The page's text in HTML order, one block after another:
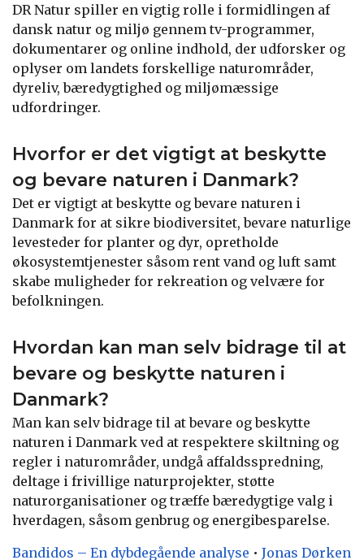
DR Natur spiller en vigtig rolle i formidlingen af
dansk natur og miljø gennem tv-programmer,
dokumentarer og online indhold, der udforsker og
oplyser om landets forskellige naturområder,
dyreliv, bæredygtighed og miljømæssige
udfordringer.
Hvorfor er det vigtigt at beskytte
og bevare naturen i Danmark?
Det er vigtigt at beskytte og bevare naturen i
Danmark for at sikre biodiversitet, bevare naturlige
levesteder for planter og dyr, opretholde
økosystemtjenester såsom rent vand og luft samt
skabe muligheder for rekreation og velvære for
befolkningen.
Hvordan kan man selv bidrage til at
bevare og beskytte naturen i
Danmark?
Man kan selv bidrage til at bevare og beskytte
naturen i Danmark ved at respektere skiltning og
regler i naturområder, undgå affaldsspredning,
deltage i frivillige naturprojekter, støtte
naturorganisationer og træffe bæredygtige valg i
hverdagen, såsom genbrug og energibesparelse.
Bandidos – En dybdegående analyse • Jonas Dørken